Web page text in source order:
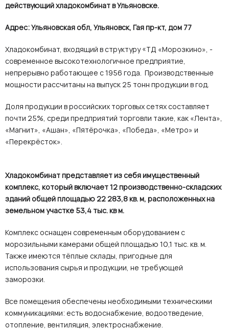
действующий хладокомбинат в Ульяновске.
Адрес: Ульяновская обл, Ульяновск, Гая пр-кт, дом 77
Хладокомбинат, входящий в структуру «ТД «Морозкино», -
современное высокотехнологичное предприятие,
непрерывно работающее с 1956 года. Производственные
мощности рассчитаны на выпуск 25 тонн продукции в год.
Доля продукции в российских торговых сетях составляет
почти 25%, среди предприятий торговли такие, как «Лента»,
«Магнит», «Ашан», «Пятёрочка», «Победа», «Метро» и
«Перекрёсток».
Хладокомбинат представляет из себя имущественный
комплекс, который включает 12 производственно-складских
зданий общей площадью 22 283,8 кв. м, расположенных на
земельном участке 53,4 тыс. кв м.
Комплекс оснащен современным оборудованием с
морозильными камерами общей площадью 10,1 тыс. кв. м.
Также имеются тёплые склады, пригодные для
использования сырья и продукции, не требующей
заморозки.
Все помещения обеспечены необходимыми техническими
коммуникациями: есть водоснабжение, водоотведение,
отопление, вентиляция, электроснабжение.